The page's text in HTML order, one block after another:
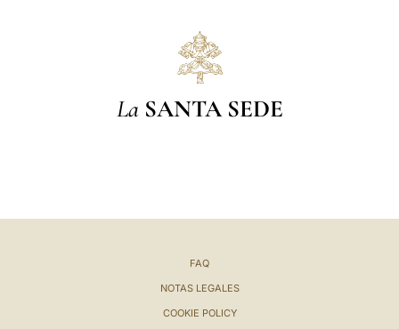
La SANTA SEDE
FAQ
NOTAS LEGALES
COOKIE POLICY